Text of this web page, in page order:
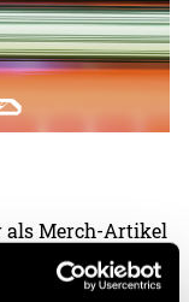
als Merch-Artikel
Der Hoodie
bis zur